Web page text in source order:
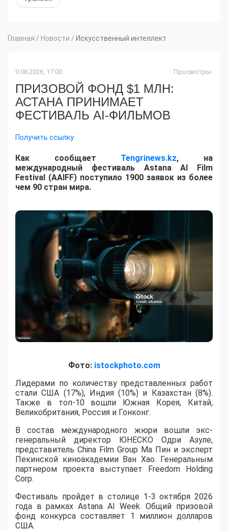
Главная / Новости / Искусственный интеллект
9.08.2026, 17:00 Просмотры:
ПРИЗОВОЙ ФОНД $1 МЛН:
АСТАНА ПРИНИМАЕТ
ФЕСТИВАЛЬ AI-ФИЛЬМОВ
Получить ссылку
Как сообщает Tengrinews.kz, на
международный фестиваль Astana AI Film
Festival (AAIFF) поступило 1900 заявок из более
чем 90 стран мира.
Фото: istockphoto.com
Лидерами по количеству представленных работ
стали США (17%), Индия (10%) и Казахстан (8%).
Также в топ-10 вошли Южная Корея, Китай,
Великобритания, Россия и Гонконг.
В состав международного жюри вошли экс-
генеральный директор ЮНЕСКО Одри Азуле,
представитель China Film Group Ма Пин и эксперт
Пекинской киноакадемии Ван Хао. Генеральным
партнером проекта выступает Freedom Holding
Corp.
​Фестиваль пройдет в столице 1-3 октября 2026
года в рамках Astana AI Week. Общий призовой
фонд конкурса составляет 1 миллион долларов
США.